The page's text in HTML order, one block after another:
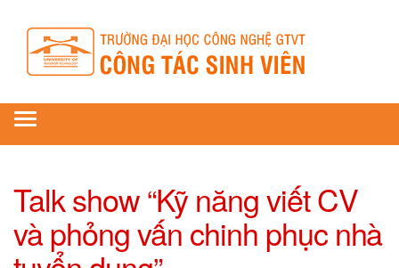
Toggle
Talk show “Kỹ năng viết CV
và phỏng vấn chinh phục nhà